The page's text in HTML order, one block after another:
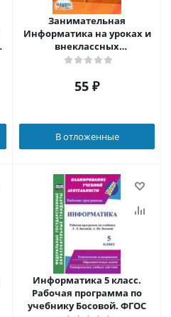
Занимательная
Информатика на уроках и
внеклассных
мероприятиях 2-11 классы
55 ₽
В отложенные
Информатика 5 класс.
Рабочая программа по
учебнику Босовой. ФГОС